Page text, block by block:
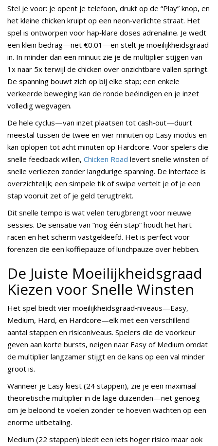
Stel je voor: je opent je telefoon, drukt op de “Play” knop, en
het kleine chicken kruipt op een neon‑verlichte straat. Het
spel is ontworpen voor hap‑klare doses adrenaline. Je wedt
een klein bedrag—net €0.01—en stelt je moeilijkheidsgraad
in. In minder dan een minuut zie je de multiplier stijgen van
1x naar 5x terwijl de chicken over onzichtbare vallen springt.
De spanning bouwt zich op bij elke stap; een enkele
verkeerde beweging kan de ronde beëindigen en je inzet
volledig wegvagen.
De hele cyclus—van inzet plaatsen tot cash‑out—duurt
meestal tussen de twee en vier minuten op Easy modus en
kan oplopen tot acht minuten op Hardcore. Voor spelers die
snelle feedback willen, Chicken Road levert snelle winsten of
snelle verliezen zonder langdurige spanning. De interface is
overzichtelijk; een simpele tik of swipe vertelt je of je een
stap vooruit zet of je geld terugtrekt.
Dit snelle tempo is wat velen terugbrengt voor nieuwe
sessies. De sensatie van “nog één stap” houdt het hart
racen en het scherm vastgekleefd. Het is perfect voor
forenzen die een koffiepauze of lunchpauze over hebben.
De Juiste Moeilijkheidsgraad
Kiezen voor Snelle Winsten
Het spel biedt vier moeilijkheidsgraad‑niveaus—Easy,
Medium, Hard, en Hardcore—elk met een verschillend
aantal stappen en risiconiveaus. Spelers die de voorkeur
geven aan korte bursts, neigen naar Easy of Medium omdat
de multiplier langzamer stijgt en de kans op een val minder
groot is.
Wanneer je Easy kiest (24 stappen), zie je een maximaal
theoretische multiplier in de lage duizenden—net genoeg
om je beloond te voelen zonder te hoeven wachten op een
enorme uitbetaling.
Medium (22 stappen) biedt een iets hoger risico maar ook